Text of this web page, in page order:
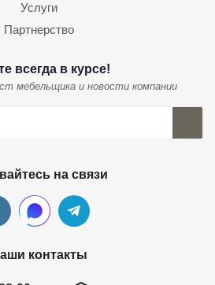
Услуги
Партнерство
всегда в курсе!
мебельщика и новости компании
на связи
контакты